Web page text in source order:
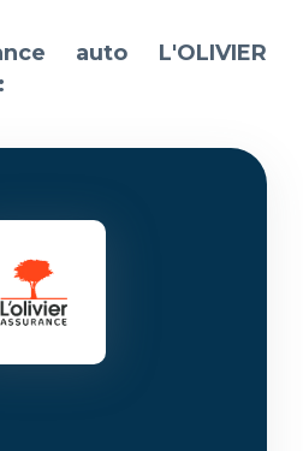
auto L'OLIVIER
: